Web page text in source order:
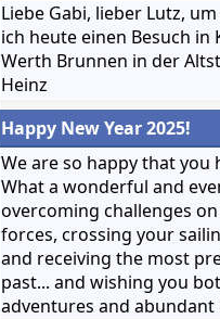
Liebe Gabi, lieber Lutz,
ich heute einen Besuch in
Werth Brunnen in der
Heinz
Happy New Year 2025!
We are so happy that you
What a wonderful and
overcoming challenges
forces, crossing your
and receiving the most
past... and wishing you
adventures and abundant